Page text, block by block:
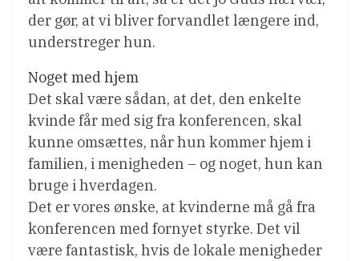
der gør, at vi bliver forvandlet længere ind,
understreger hun.
Noget med hjem
Det skal være sådan, at det, den enkelte
kvinde får med sig fra konferencen, skal
kunne omsættes, når hun kommer hjem i
familien, i menigheden – og noget, hun kan
bruge i hverdagen.
Det er vores ønske, at kvinderne må gå fra
konferencen med fornyet styrke. Det vil
være fantastisk, hvis de lokale menigheder